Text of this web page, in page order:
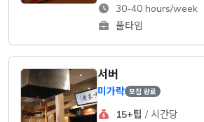
30-40 hours/week
풀타임
서버
미가락 모집 완료
15+팁 / 시간당